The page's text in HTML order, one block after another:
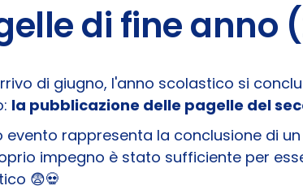
di fine anno
di giugno, l'anno scolastico si
la pubblicazione delle pagelle del
evento rappresenta la conclusione di
impegno è stato sufficiente per
😨​💀